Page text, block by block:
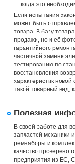
когда это
Если испытания
может быть
товара. В базу
продажи, но и её
гарантийного
частичной замене
тестированию по
восстановления
характеристик
такой товарный вид,
Полезная
В своей работе для
запчастей механики
ремнаборы и
качество проверено
предприятия из ЕС,